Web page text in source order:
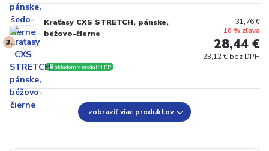
3.
Kraťasy CXS STRETCH, pánske,
béžovo-čierne
🏬 skladom v predajni PP
31,76 €
10 % zľava
28,44 €
23,12 € bez DPH
zobraziť viac produktov